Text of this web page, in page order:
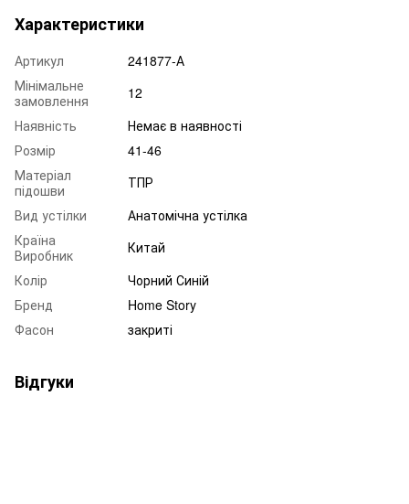
Характеристики
Артикул
241877-А
Мінімальне
замовлення
12
Наявність
Немає в наявності
Розмір
41-46
Матеріал
підошви
ТПР
Вид устілки
Анатомічна устілка
Країна
Виробник
Китай
Колір
Чорний Синій
Бренд
Home Story
Фасон
закриті
Відгуки